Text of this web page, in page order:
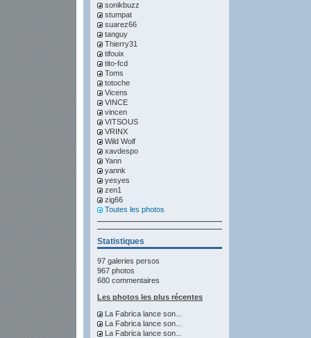
sonikbuzz
stumpat
suarez66
tanguy
Thierry31
tifouix
tito-fcd
Toms
totoche
Vicens
VINCE
vincen
VITSOUS
VRINX
Wild Wolf
xavdespo
Yann
yannk
yesyes
zen1
zig66
Toutes les photos
Statistiques
97 galeries persos
967 photos
680 commentaires
Les photos les plus récentes
La Fabrica lance son...
La Fabrica lance son...
La Fabrica lance son...